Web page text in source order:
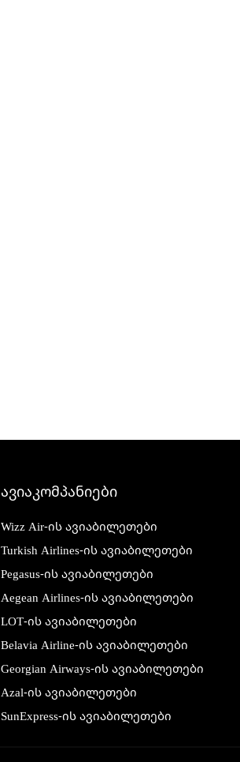
ავიაკომპანიები
Wizz Air-ის ავიაბილეთები
Turkish Airlines-ის ავიაბილეთები
Pegasus-ის ავიაბილეთები
Aegean Airlines-ის ავიაბილეთები
LOT-ის ავიაბილეთები
Belavia Airline-ის ავიაბილეთები
Georgian Airways-ის ავიაბილეთები
Azal-ის ავიაბილეთები
SunExpress-ის ავიაბილეთები